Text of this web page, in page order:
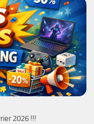
2026 !!!